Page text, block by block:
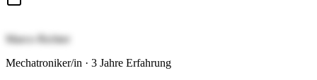
Marco Richter
Mechatroniker/in · 3 Jahre Erfahrung